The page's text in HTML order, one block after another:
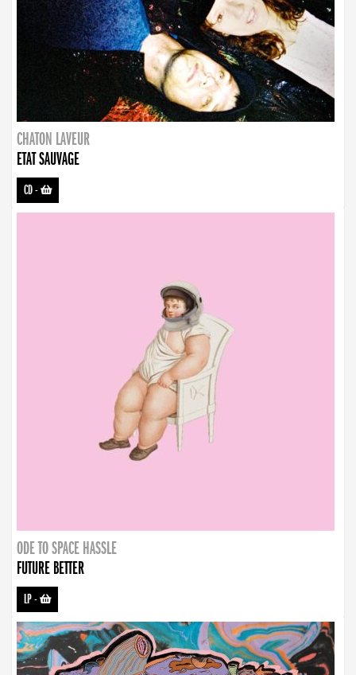
CHATON LAVEUR
ETAT SAUVAGE
CD-
ODE TO SPACE HASSLE
FUTURE BETTER
LP-